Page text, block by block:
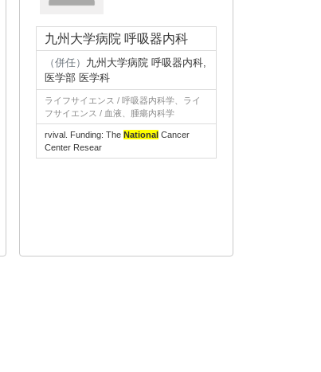
九州大学病院 呼吸器内科
（併任） 九州大学病院 呼吸器内科,
医学部 医学科
ライフサイエンス / 呼吸器内科学、ライ
フサイエンス / 血液、腫瘍内科学
rvival. Funding: The National Cancer
Center Resear